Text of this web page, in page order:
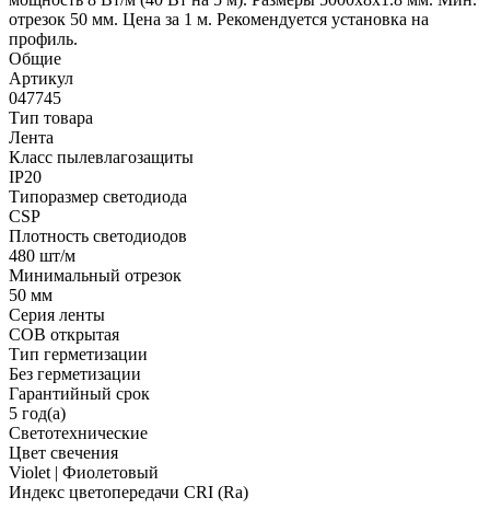
отрезок 50 мм. Цена за 1 м. Рекомендуется установка на
профиль.
Общие
Артикул
047745
Тип товара
Лента
Класс пылевлагозащиты
IP20
Типоразмер светодиода
CSP
Плотность светодиодов
480 шт/м
Минимальный отрезок
50 мм
Серия ленты
COB открытая
Тип герметизации
Без герметизации
Гарантийный срок
5 год(а)
Светотехнические
Цвет свечения
Violet | Фиолетовый
Индекс цветопередачи CRI (Ra)